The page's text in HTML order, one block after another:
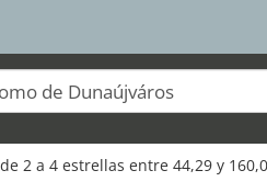
2 a 4 estrellas entre 44,29 y